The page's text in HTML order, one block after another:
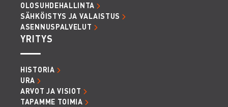
OLOSUHDEHALLINTA
SÄHKÖISTYS JA VALAISTUS
ASENNUSPALVELUT
YRITYS
HISTORIA
URA
ARVOT JA VISIOT
TAPAMME TOIMIA